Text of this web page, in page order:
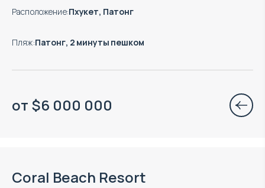
Расположение:Пхукет, Патонг
Пляж:Патонг, 2 минуты пешком
от $6 000 000
Coral Beach Resort